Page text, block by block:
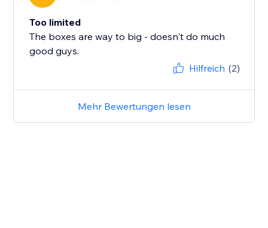
Too limited
The boxes are way to big - doesn't do much
good guys.
Hilfreich (2)
Mehr Bewertungen lesen